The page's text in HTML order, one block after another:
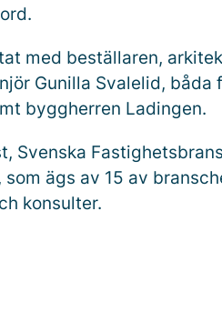
med beställaren,
Gunilla Svalelid, båda
byggherren Ladingen.
Svenska
ägs av 15 av
konsulter.